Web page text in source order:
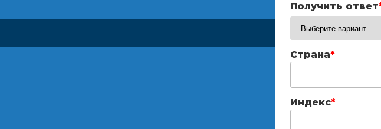
Получить ответ
Страна*
Индекс*